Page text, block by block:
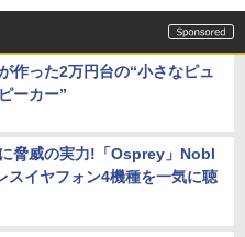
作った2万円台の“小さなピュ
ーカー”
脅威の実力!「Osprey」Nobl
スイヤフォン4機種を一気に聴